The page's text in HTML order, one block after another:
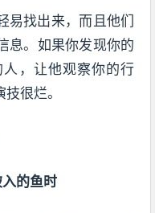
易找出来，而且他们
息。如果你发现你的
，让他观察你的行
很烂。
的鱼时